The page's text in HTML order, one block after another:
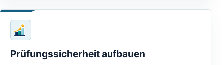
Prüfungssicherheit aufbauen